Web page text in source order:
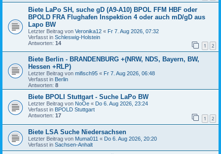
Biete LaPo SH, suche gD (A9-A10) BPOL FFM HBF oder
BPOLD FRA Flughafen Inspektion 4 oder auch mD/gD aus
Lapo BW
Letzter Beitrag von Veronika12 « Fr 7. Aug 2026, 07:32
Verfasst in Schleswig-Holstein
Antworten: 14 1 2
Biete Berlin - BRANDENBURG +(NRW, NDS, Bayern, BW,
Hessen +RLP)
Letzter Beitrag von mifisch95 « Fr 7. Aug 2026, 06:48
Verfasst in Berlin
Antworten: 8
Biete BPOLI Stuttgart - Suche LaPo BW
Letzter Beitrag von NoOe « Do 6. Aug 2026, 23:24
Verfasst in BPOLD Stuttgart
Antworten: 17 1 2
Biete LSA Suche Niedersachsen
Letzter Beitrag von Muma011 « Do 6. Aug 2026, 20:20
Verfasst in Sachsen-Anhalt